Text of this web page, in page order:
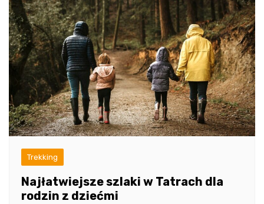
Trekking
Najłatwiejsze szlaki w Tatrach dla
rodzin z dziećmi